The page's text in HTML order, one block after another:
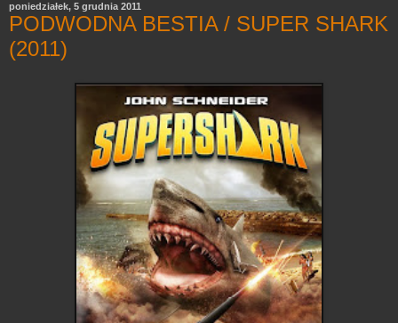
poniedziałek, 5 grudnia 2011
PODWODNA BESTIA / SUPER SHARK
(2011)